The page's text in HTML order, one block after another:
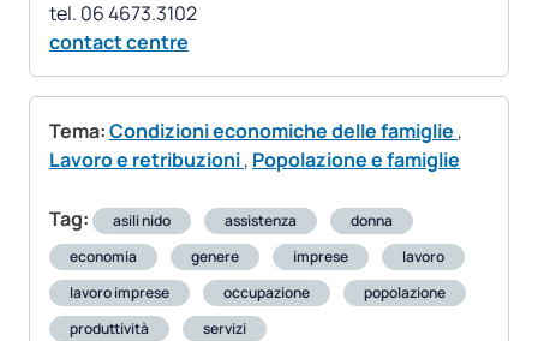
contact centre
Tema:Condizioni economiche delle famiglie ,
Lavoro e retribuzioni, Popolazione e famiglie
Tag: asili nido assistenza
donna
economia
genere imprese
lavoro
lavoro imprese
occupazione
popolazione
produttività
servizi